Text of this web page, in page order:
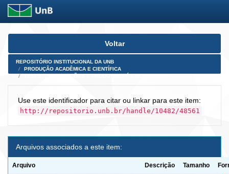
Skip
Voltar
REPOSITÓRIO INSTITUCIONAL DA UNB
PRODUÇÃO ACADÊMICA E CIENTÍFICA
Use este identificador para citar ou linkar para este item:
http://repositorio.unb.br/handle/10482/48561
Arquivos associados a este item:
Arquivo Descrição Tamanho